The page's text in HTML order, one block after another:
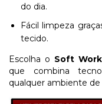
do dia.
Fácil limpeza
tecido.
Escolha o Soft
que combina
qualquer ambiente de